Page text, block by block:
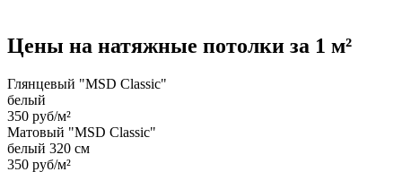
Цены на натяжные потолки за 1 м²
Глянцевый "MSD Classic"
белый
350 руб/м²
Матовый "MSD Classic"
белый 320 см
350 руб/м²